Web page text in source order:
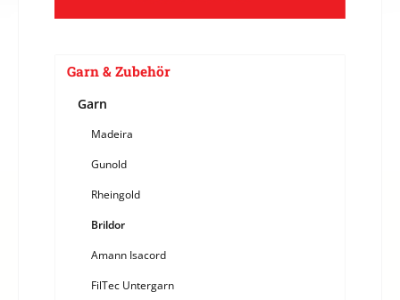
Garn & Zubehör
Garn
Madeira
Gunold
Rheingold
Brildor
Amann Isacord
FilTec Untergarn